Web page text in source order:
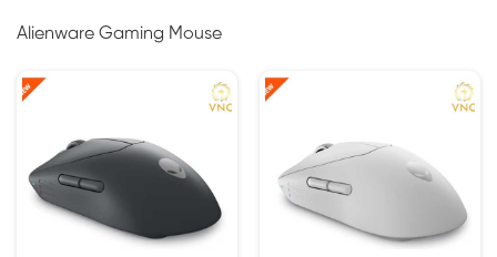
Alienware Gaming Mouse